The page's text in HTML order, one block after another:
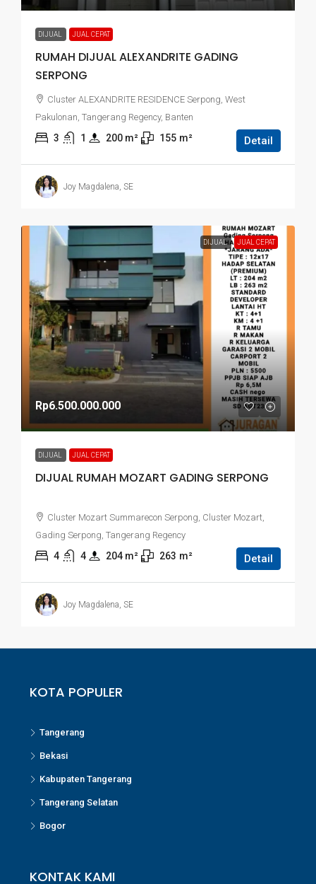
DIJUAL JUAL CEPAT
RUMAH DIJUAL ALEXANDRITE GADING
SERPONG
Cluster ALEXANDRITE RESIDENCE Serpong, West
Pakulonan, Tangerang Regency, Banten
3 1 200 m² 155 m² Detail
Joy Magdalena, SE
DIJUAL JUAL CEPAT
Rp6.500.000.000
DIJUAL JUAL CEPAT
DIJUAL RUMAH MOZART GADING SERPONG
Cluster Mozart Summarecon Serpong, Cluster Mozart,
Gading Serpong, Tangerang Regency
4 4 204 m² 263 m² Detail
Joy Magdalena, SE
KOTA POPULER
Tangerang
Bekasi
Kabupaten Tangerang
Tangerang Selatan
Bogor
KONTAK KAMI